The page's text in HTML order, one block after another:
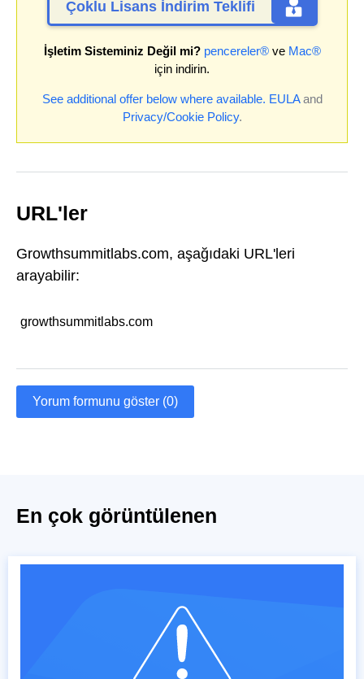
Çoklu Lisans İndirim Teklifi
İşletim Sisteminiz Değil mi? pencereler®ve Mac®
için indirin.
See additional offer below where available. EULAand
Privacy/Cookie Policy.
URL'ler
Growthsummitlabs.com, aşağıdaki URL'leri
arayabilir:
growthsummitlabs.com
Yorum formunu göster (0)
En çok görüntülenen